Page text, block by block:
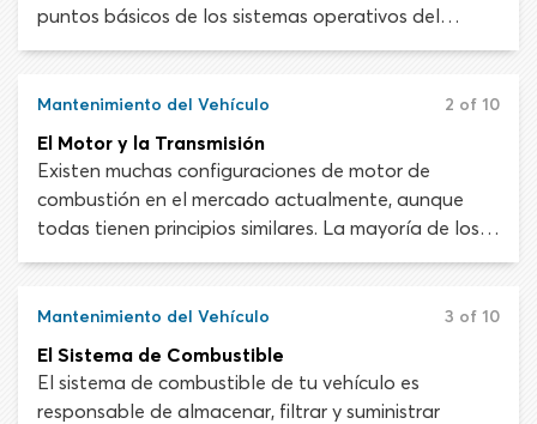
puntos básicos de los sistemas operativos del
vehículo y el mantenimiento general del automóvil.
aquí no debe sustituir la información de
mantenimiento del manual del vehículo. Ese manual
es siempre el recurso final cuando se trata de
comprender y mantener tu automóvil.
Mantenimiento del Vehículo 2 of 10
El Motor y la Transmisión
Existen muchas configuraciones de motor de
combustión en el mercado actualmente, aunque
todas tienen principios similares. La mayoría de los
vehículos modernos tienen motores de 4, 6 u 8
cigüeñal del motor, que convierte la energía térmica
del cilindro en energía cinética, de rotación o torque.
Esta energía luego se transmite a las ruedas a
través de la transmisión y el eje de transmisión.
Mantenimiento del Vehículo 3 of 10
El Sistema de Combustible
El sistema de combustible de tu vehículo es
responsable de almacenar, filtrar y suministrar